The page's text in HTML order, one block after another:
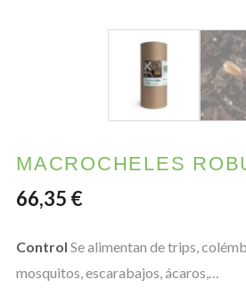
MACROCHELES
66,35 €
Control Se alimentan de trips,
mosquitos, escarabajos, ácaros,…